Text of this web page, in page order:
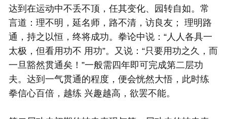
达到在运动中不丢不顶，任其变化、园转自如。常
言道：理不明，延名师，路不清，访良友； 理明路
通，持之以恒，终将成功。拳论中说：“人人各具一
太极，但看用功不 用功”。又说：“只要用功之久，而
一旦豁然贯通矣！”一般需四年即可完成第二层功
夫。达到一气贯通的程度，便会恍然大悟，此时练
拳信心百倍，越练 兴趣越高，欲罢不能。